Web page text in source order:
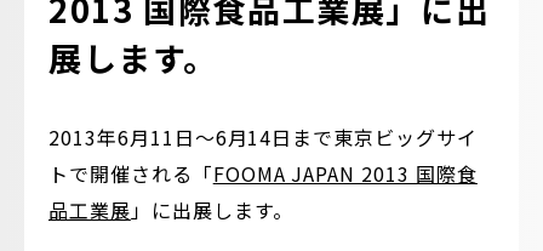
展します。
2013年6月11日〜6月14日まで東京ビッグサイ
トで開催される「FOOMA JAPAN 2013 国際食
品工業展」に出展します。